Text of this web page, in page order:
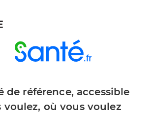
de référence, accessible
où vous voulez